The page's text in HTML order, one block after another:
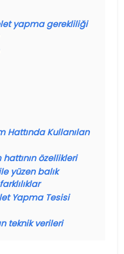
yapma gerekliliği
Hattında Kullanılan
özellikleri
yüzen balık
Yapma Tesisi
teknik verileri